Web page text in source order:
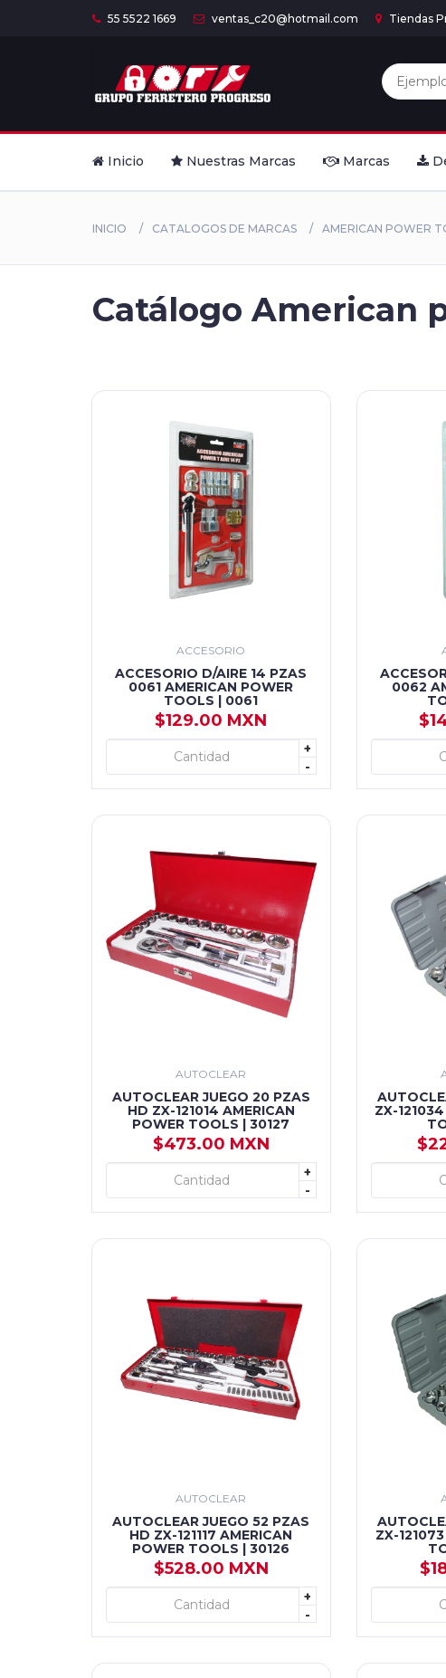
55 5522 1669 ventas_c20@hotmail.com Tiendas
Inicio Nuestras Marcas Marcas
INICIO CATALOGOS DE MARCAS AMERICAN POWER
Catálogo American
ACCESORIO
ACCESORIO D/AIRE 14 PZAS
0061 AMERICAN POWER
TOOLS | 0061
$129.00 MXN
+
-
+ AGREGAR
0062
AUTOCLEAR
AUTOCLEAR JUEGO 20 PZAS
HD ZX-121014 AMERICAN
POWER TOOLS | 30127
$473.00 MXN
+
-
+ AGREGAR
ZX-
AUTOCLEAR
AUTOCLEAR JUEGO 52 PZAS
HD ZX-121117 AMERICAN
POWER TOOLS | 30126
$528.00 MXN
+
-
+ AGREGAR
ZX-